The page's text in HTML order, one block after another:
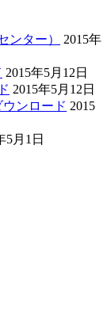
ンター）
2015年
2015年5月12日
2015年5月12日
ンロード 2015
5月1日